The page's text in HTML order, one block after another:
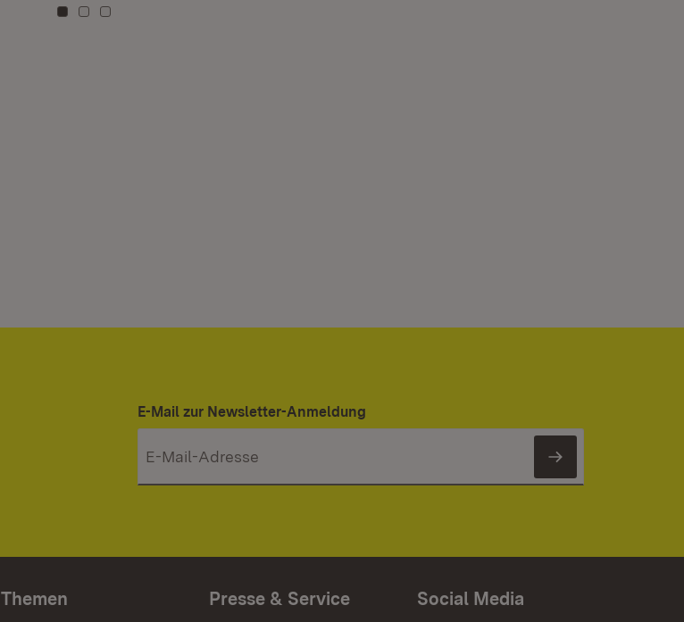
Zu Kachel: 0
Zu Kachel: 3
Zu Kachel: 6
E-Mail zur Newsletter-Anmeldung
Newsletter
Themen Presse & Service Social Media